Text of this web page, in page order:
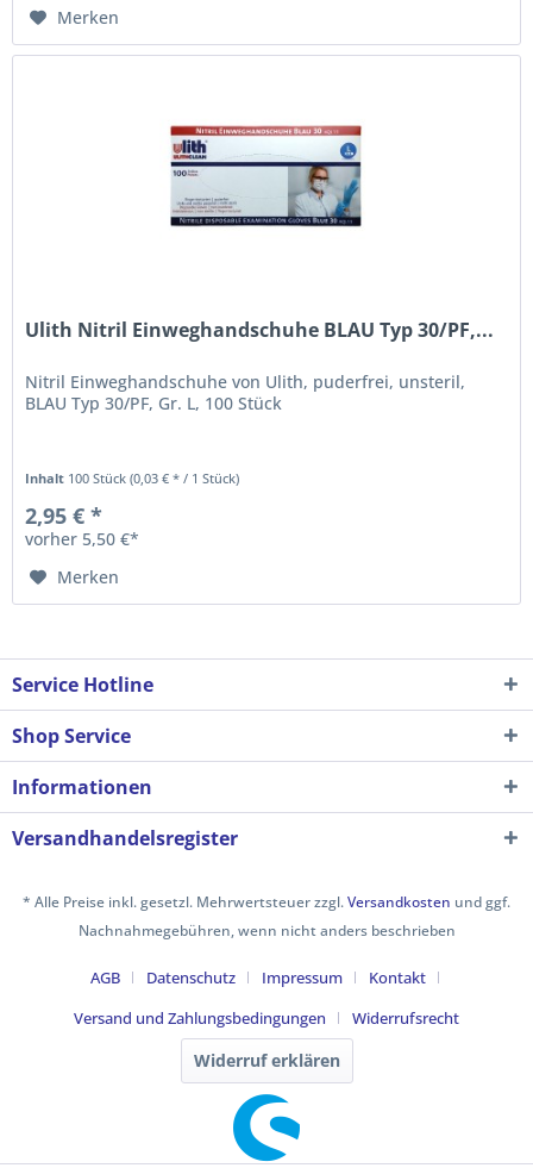
Merken
Ulith Nitril Einweghandschuhe BLAU Typ 30/PF,...
Nitril Einweghandschuhe von Ulith, puderfrei, unsteril,
BLAU Typ 30/PF, Gr. L, 100 Stück
Inhalt 100 Stück(0,03 € * / 1 Stück)
2,95 € *
vorher 5,50 €*
Merken
Service Hotline
Shop Service
Informationen
Versandhandelsregister
* Alle Preise inkl. gesetzl. Mehrwertsteuer zzgl.Versandkosten und ggf.
Nachnahmegebühren, wenn nicht anders beschrieben
AGB Datenschutz Impressum
Kontakt
Versand und Zahlungsbedingungen
Widerrufsrecht
Widerruf erklären